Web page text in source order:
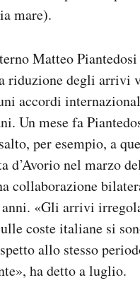
mare).
Matteo Piantedosi
riduzione degli arrivi
accordi
Un mese fa
per esempio, a
d’Avorio nel marzo
collaborazione
«Gli arrivi
coste italiane si
allo stesso
ha detto a luglio.